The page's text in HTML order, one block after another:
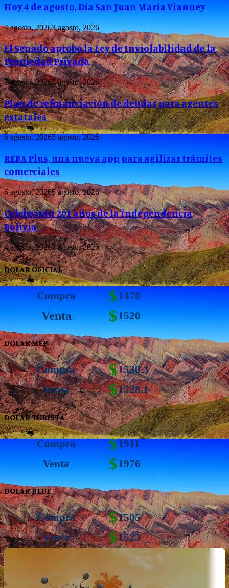
Hoy 4 de agosto, Día San Juan María Vianney
4 agosto, 20263 agosto, 2026
El Senado aprobó la Ley de Inviolabilidad de la
Propiedad Privada
7 agosto, 20267 agosto, 2026
Plan de refinanciación de deudas para agentes
estatales
6 agosto, 20265 agosto, 2026
REBA Plus, una nueva app para agilizar trámites
comerciales
6 agosto, 20265 agosto, 2026
Celebrarán 201 años de la Independencia
Bolivia
4 agosto, 20263 agosto, 2026
DOLAR OFICIAL
Compra $1470
Venta $1520
DOLAR MEP
Compra $1520.3
Venta
$1528.1
DOLAR TURISTA
Compra $1911
Venta
$1976
DOLAR BLUE
Compra $1505
Venta
$1525